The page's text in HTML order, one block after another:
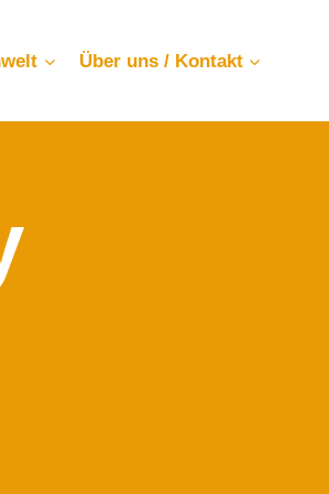
Über uns / Kontakt